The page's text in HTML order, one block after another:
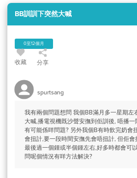
BB訓訓下突然大喊
0至12個月
收藏 分享
spurtsang
我有兩個問題想問 我個BB滿月多一星期左
大喊,播電視機既沙聲安撫到佢訓後, 唔播
有可能係咩問題? 另外我個B有時飲完奶會
會扭計,要一段時間安撫先會唔扭計, 但佢
最後過一個鍾或半個鍾左右,好多時都會可
問呢個情況有咩方法解決?